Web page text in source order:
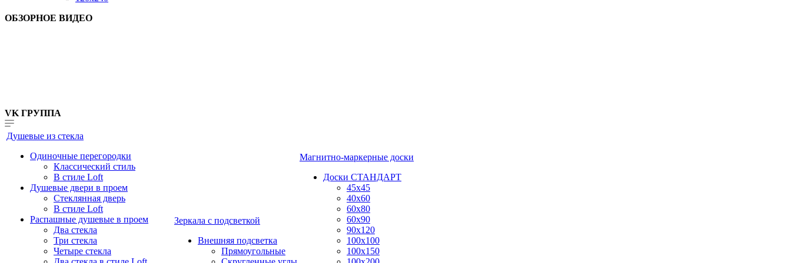
ОБЗОРНОЕ ВИДЕО
VK ГРУППА
Душевые из стекла
Одиночные перегородки
Классический стиль
В стиле Loft
Душевые двери в проем
Стеклянная дверь
В стиле Loft
Распашные душевые в проем
Два стекла
Три стекла
Четыре стекла
Зеркала с подсветкой
Внешняя подсветка
Прямоугольные
Магнитно-маркерные доски
Доски СТАНДАРТ
45x45
40x60
60x80
60x90
90x120
100x100
100x150